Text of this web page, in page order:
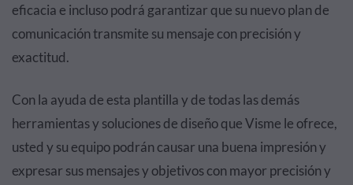
eficacia e incluso podrá garantizar que su nuevo plan de
comunicación transmite su mensaje con precisión y
exactitud.
Con la ayuda de esta plantilla y de todas las demás
herramientas y soluciones de diseño que Visme le ofrece,
usted y su equipo podrán causar una buena impresión y
expresar sus mensajes y objetivos con mayor precisión y